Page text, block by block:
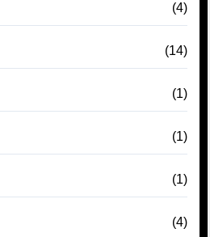
(4)
(14)
(1)
(1)
(1)
(4)